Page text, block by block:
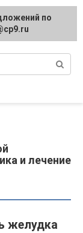
и лечение
желудка
по